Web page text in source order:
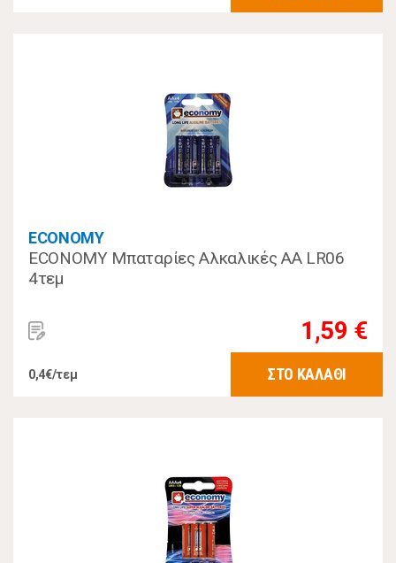
ECONOMY
ECONOMY Μπαταρίες Αλκαλικές ΑΑ LR06
4τεμ
1,59 €
0,4€/τεμ ΣΤΟ ΚΑΛΑΘΙ